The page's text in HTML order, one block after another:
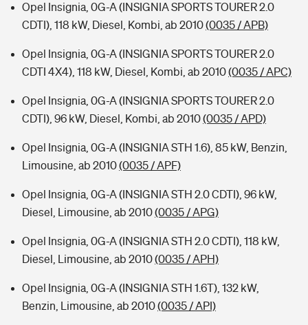
Opel Insignia, 0G-A (INSIGNIA SPORTS TOURER 2.0
CDTI), 118 kW, Diesel, Kombi, ab 2010(0035 / APB)
Opel Insignia, 0G-A (INSIGNIA SPORTS TOURER 2.0
CDTI 4X4), 118 kW, Diesel, Kombi, ab 2010(0035 / APC)
Opel Insignia, 0G-A (INSIGNIA SPORTS TOURER 2.0
CDTI), 96 kW, Diesel, Kombi, ab 2010(0035 / APD)
Opel Insignia, 0G-A (INSIGNIA STH 1.6), 85 kW, Benzin,
Limousine, ab 2010(0035 / APF)
Opel Insignia, 0G-A (INSIGNIA STH 2.0 CDTI), 96 kW,
Diesel, Limousine, ab 2010(0035 / APG)
Opel Insignia, 0G-A (INSIGNIA STH 2.0 CDTI), 118 kW,
Diesel, Limousine, ab 2010(0035 / APH)
Opel Insignia, 0G-A (INSIGNIA STH 1.6T), 132 kW,
Benzin, Limousine, ab 2010(0035 / API)